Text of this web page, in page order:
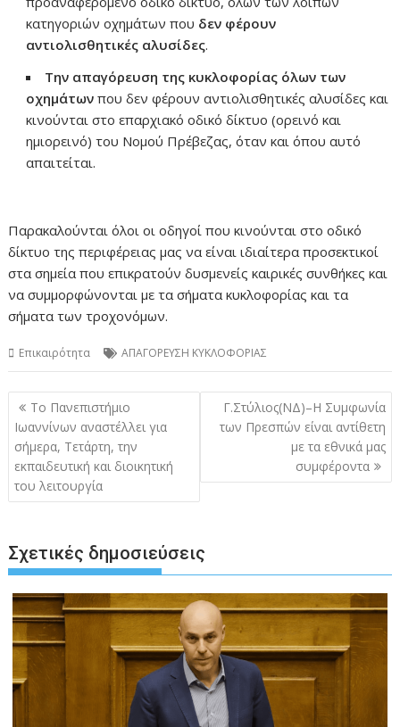
κατηγοριών οχημάτων που δεν φέρουν
αντιολισθητικές αλυσίδες.
Την απαγόρευση της κυκλοφορίας όλων των
οχημάτων που δεν φέρουν αντιολισθητικές αλυσίδες και
κινούνται στο επαρχιακό οδικό δίκτυο (ορεινό και
ημιορεινό) του Νομού Πρέβεζας, όταν και όπου αυτό
απαιτείται.
Παρακαλούνται όλοι οι οδηγοί που κινούνται στο οδικό
δίκτυο της περιφέρειας μας να είναι ιδιαίτερα προσεκτικοί
στα σημεία που επικρατούν δυσμενείς καιρικές συνθήκες και
να συμμορφώνονται με τα σήματα κυκλοφορίας και τα
σήματα των τροχονόμων.
Επικαιρότητα ΑΠΑΓΟΡΕΥΣΗ ΚΥΚΛΟΦΟΡΙΑΣ
Πλοήγηση
άρθρων
Το Πανεπιστήμιο
Ιωαννίνων αναστέλλει για
σήμερα, Τετάρτη, την
εκπαιδευτική και διοικητική
του λειτουργία
Γ.Στύλιος(ΝΔ)–Η Συμφωνία
των Πρεσπών είναι αντίθετη
με τα εθνικά μας
συμφέροντα
Σχετικές δημοσιεύσεις